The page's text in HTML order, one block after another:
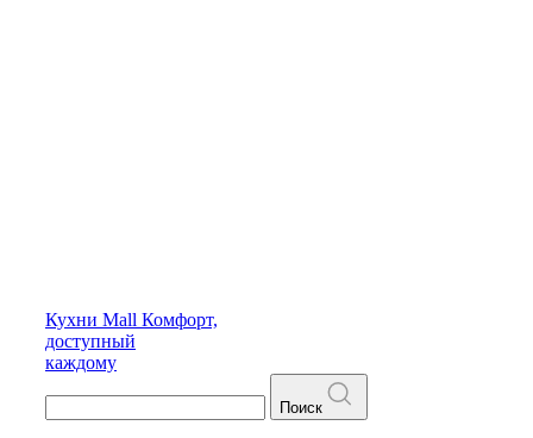
Кухни Mall Комфорт,
доступный
каждому
Поиск